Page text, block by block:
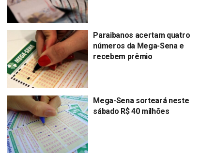
Paraibanos acertam quatro
números da Mega-Sena e
recebem prêmio
Mega-Sena sorteará neste
sábado R$ 40 milhões